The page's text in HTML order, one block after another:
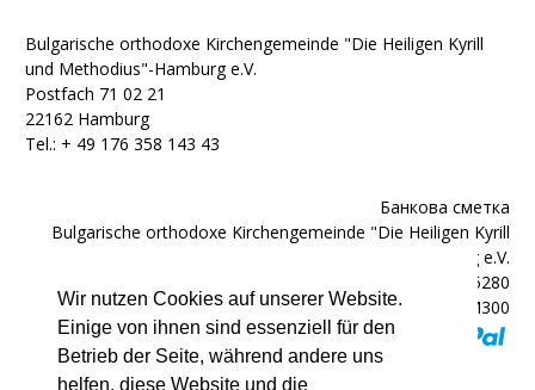
Wir nutzen Cookies auf unserer Website.
Einige von ihnen sind essenziell für den
Betrieb der Seite, während andere uns
helfen, diese Website und die
Bulgarische orthodoxe Kirchengemeinde "Die Heiligen Kyrill
und Methodius"-Hamburg e.V.
Postfach 71 02 21
22162 Hamburg
Tel.: + ‭49 176 358 143 43‬
Банкова сметка
Bulgarische orthodoxe Kirchengemeinde "Die Heiligen Kyrill
und Methodius"-Hamburg e.V.
IBAN: DE92200300000602025280
BIC: HYVEDEMM300